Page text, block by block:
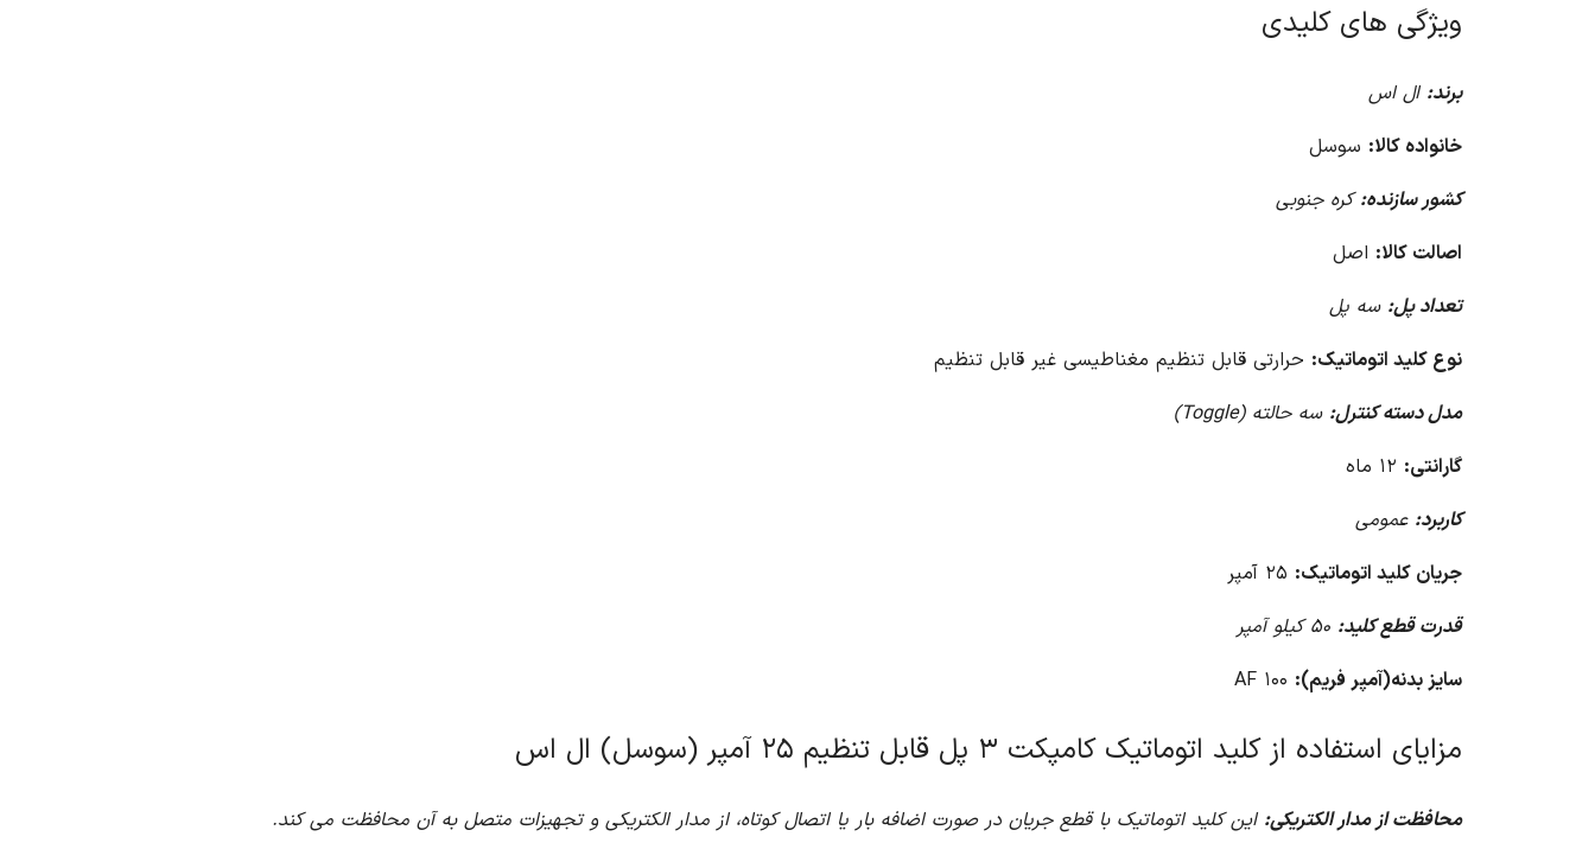
ویژگی های کلیدی
برند: ال اس
خانواده کالا: سوسل
کشور سازنده:کره جنوبی
اصالت کالا: اصل
تعداد پل: سه پل
نوع کلید اتوماتیک: حرارتی قابل تنظیم مغناطیسی غیر قابل تنظیم
مدل دسته کنترل: سه حالته (Toggle)
گارانتی:
کاربرد: عمومی
جریان کلید اتوماتیک:
قدرت قطع کلید:
سایز بدنه(آمپر فریم):
مزایای استفاده از کلید اتوماتیک کامپکت ۳ پل قابل تنظیم ۲۵ آمپر (سوسل) ال اس
محافظت از مدار الکتریکی: این کلید اتوماتیک با قطع جریان در صورت اضافه بار یا اتصال کوتاه، از مدار الکتریکی و تجهیزات متصل به آن محافظت می کند.